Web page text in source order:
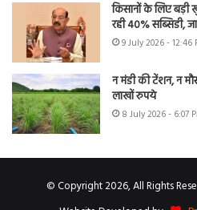
किसानों के लिए
रही 40% सब्सिडी,
9 July 2026 - 12:46
न मंडी की टेंशन, न
लाखों रुपये
8 July 2026 - 6:07
© Copyright 2026, All Rights